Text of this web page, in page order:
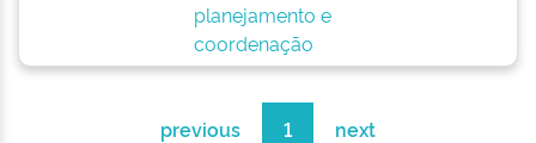
planejamento e
coordenação
previous 1 next